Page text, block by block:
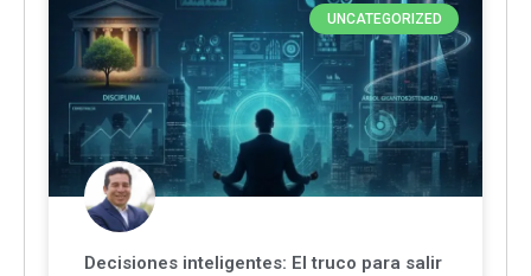
UNCATEGORIZED
Decisiones inteligentes: El truco para salir